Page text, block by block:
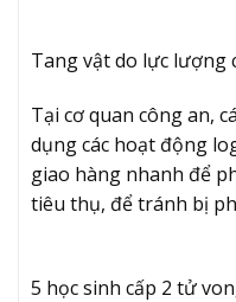
Tang vật do lực lượng
Tại cơ quan công an,
dụng các hoạt động
giao hàng nhanh để
tiêu thụ, để tránh bị
5 học sinh cấp 2 tử